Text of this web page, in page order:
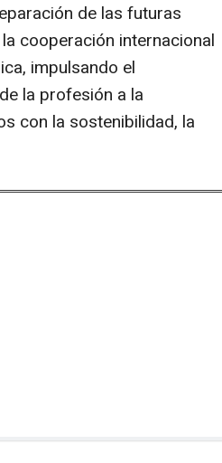
de las futuras
cooperación internacional
impulsando el
la profesión a la
con la sostenibilidad, la